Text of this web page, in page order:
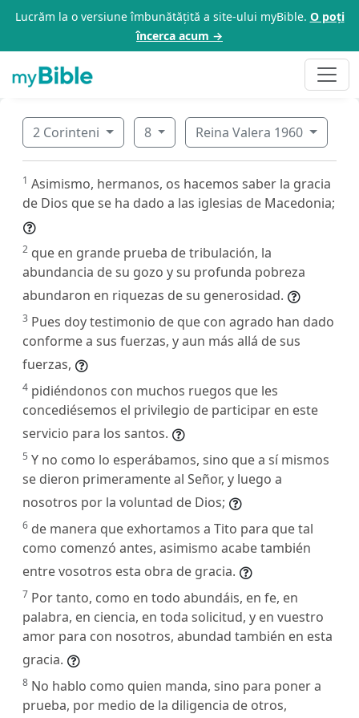
Lucrăm la o versiune îmbunătățită a site-ului myBible. O poți
încerca acum →
2 Corinteni 8 Reina Valera 1960
1 Asimismo, hermanos, os hacemos saber la gracia
de Dios que se ha dado a las iglesias de Macedonia;
2 que en grande prueba de tribulación, la
abundancia de su gozo y su profunda pobreza
abundaron en riquezas de su generosidad.
3 Pues doy testimonio de que con agrado han dado
conforme a sus fuerzas, y aun más allá de sus
fuerzas,
4 pidiéndonos con muchos ruegos que les
concediésemos el privilegio de participar en este
servicio para los santos.
5 Y no como lo esperábamos, sino que a sí mismos
se dieron primeramente al Señor, y luego a
nosotros por la voluntad de Dios;
6 de manera que exhortamos a Tito para que tal
como comenzó antes, asimismo acabe también
entre vosotros esta obra de gracia.
7 Por tanto, como en todo abundáis, en fe, en
palabra, en ciencia, en toda solicitud, y en vuestro
amor para con nosotros, abundad también en esta
gracia.
8 No hablo como quien manda, sino para poner a
prueba, por medio de la diligencia de otros,